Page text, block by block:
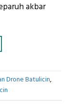
akbar
Drone Batulicin,